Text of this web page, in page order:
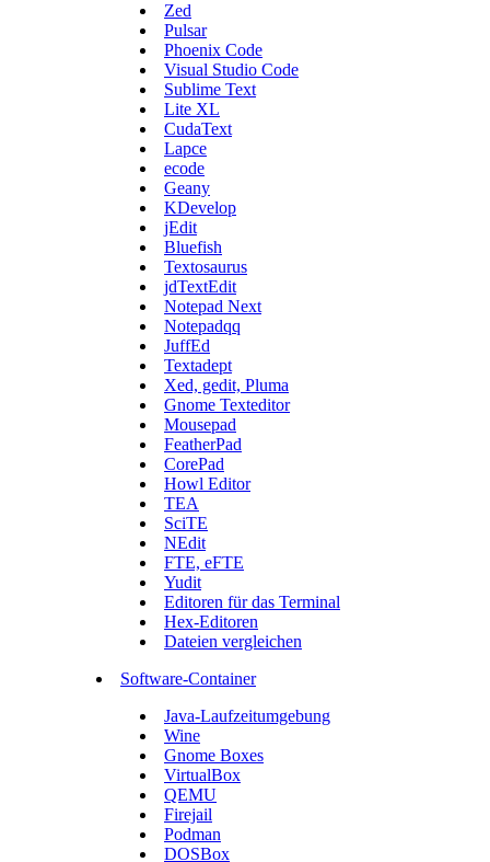
Zed
Pulsar
Phoenix Code
Visual Studio Code
Sublime Text
Lite XL
CudaText
Lapce
ecode
Geany
KDevelop
jEdit
Bluefish
Textosaurus
jdTextEdit
Notepad Next
Notepadqq
JuffEd
Textadept
Xed, gedit, Pluma
Gnome Texteditor
Mousepad
FeatherPad
CorePad
Howl Editor
TEA
SciTE
NEdit
FTE, eFTE
Yudit
Editoren für das Terminal
Hex-Editoren
Dateien vergleichen
Software-Container
Java-Laufzeitumgebung
Wine
Gnome Boxes
VirtualBox
QEMU
Firejail
Podman
DOSBox